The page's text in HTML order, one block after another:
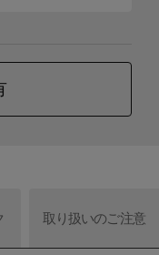
取り扱いのご注意